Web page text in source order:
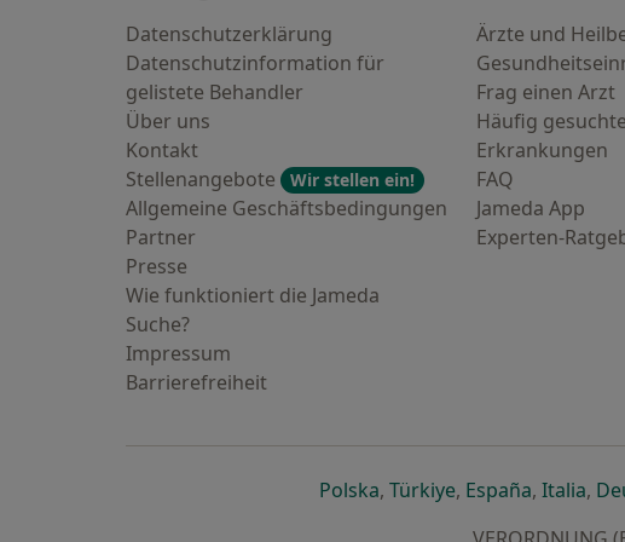
Datenschutzerklärung
Datenschutzinformation für
gelistete Behandler
Über uns
Kontakt
Stellenangebote
Wir stellen ein!
Allgemeine Geschäftsbedingungen
Partner
Presse
Wie funktioniert die Jameda
Suche?
Impressum
Barrierefreiheit
Ärzte und
Frag einen Arzt
Häufig
Erkrankungen
FAQ
Jameda App
Experten-
Polskaöffnet in einer neuen
, Türkiyeöffnet in einer
, Españaöffnet in
, Italia,